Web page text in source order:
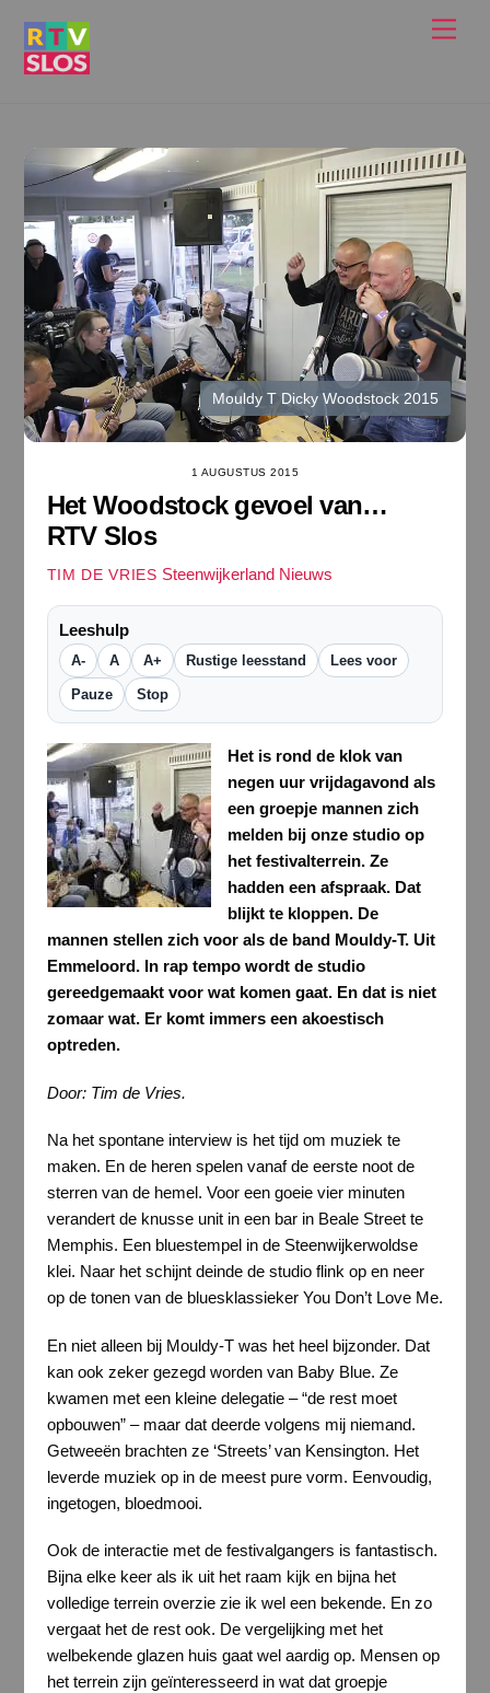
Mouldy T Dicky Woodstock 2015
1 AUGUSTUS 2015
Het Woodstock gevoel van…
RTV Slos
TIM DE VRIES Steenwijkerland Nieuws
Leeshulp
A- A A+ Rustige leesstand Lees voor
Pauze Stop
Het is rond de klok van
negen uur vrijdagavond als
een groepje mannen zich
melden bij onze studio op
het festivalterrein. Ze
hadden een afspraak. Dat
blijkt te kloppen. De
mannen stellen zich voor als de band Mouldy-T. Uit
Emmeloord. In rap tempo wordt de studio
gereedgemaakt voor wat komen gaat. En dat is niet
zomaar wat. Er komt immers een akoestisch
optreden.
Door: Tim de Vries.
Na het spontane interview is het tijd om muziek te
maken. En de heren spelen vanaf de eerste noot de
sterren van de hemel. Voor een goeie vier minuten
verandert de knusse unit in een bar in Beale Street te
Memphis. Een bluestempel in de Steenwijkerwoldse
klei. Naar het schijnt deinde de studio flink op en neer
op de tonen van de bluesklassieker You Don’t Love Me.
En niet alleen bij Mouldy-T was het heel bijzonder. Dat
kan ook zeker gezegd worden van Baby Blue. Ze
kwamen met een kleine delegatie – “de rest moet
opbouwen” – maar dat deerde volgens mij niemand.
Getweeën brachten ze ‘Streets’ van Kensington. Het
leverde muziek op in de meest pure vorm. Eenvoudig,
ingetogen, bloedmooi.
Ook de interactie met de festivalgangers is fantastisch.
Bijna elke keer als ik uit het raam kijk en bijna het
volledige terrein overzie zie ik wel een bekende. En zo
vergaat het de rest ook. De vergelijking met het
welbekende glazen huis gaat wel aardig op. Mensen op
het terrein zijn geïnteresseerd in wat dat groepje